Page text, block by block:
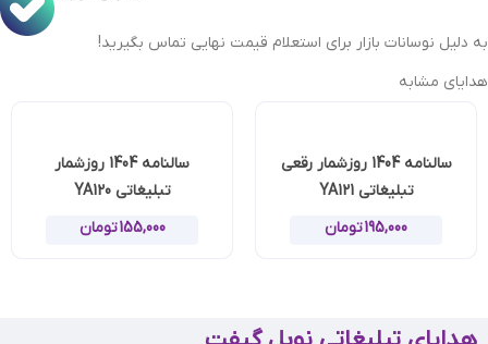
به دلیل نوسانات بازار برای استعلام قیمت نهایی تماس بگیرید!
هدایای مشابه
سالنامه 1404 روزشمار رقعی
تبلیغاتی YA121
195,000تومان
سالنامه 1404 روزشمار
تبلیغاتی YA120
155,000تومان